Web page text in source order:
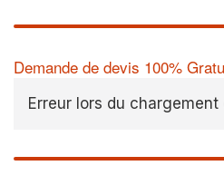
Demande de devis 100%
Erreur lors du